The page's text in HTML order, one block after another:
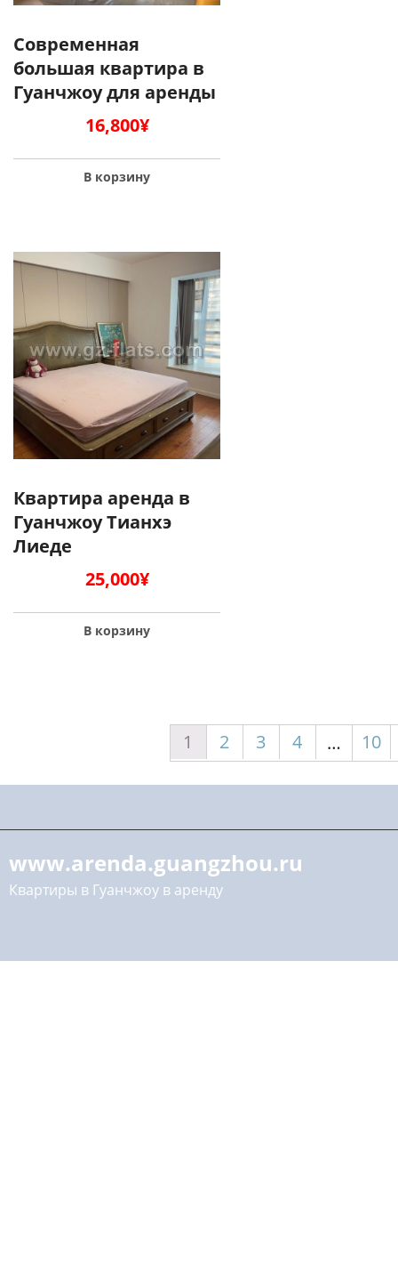
Современная
большая квартира в
Гуанчжоу для аренды
16,800¥
В корзину
Квартира аренда в
Гуанчжоу Тианхэ
Лиеде
25,000¥
В корзину
1 2 3 4 … 10
www.arenda.guangzhou.ru
Квартиры в Гуанчжоу в аренду